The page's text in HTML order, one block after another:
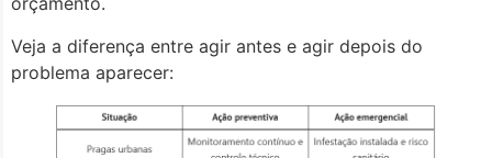
Veja a diferença entre agir antes e agir depois do
problema aparecer: